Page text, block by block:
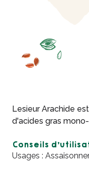
Lesieur Arachide
d'acides gras
Conseils
Usages :